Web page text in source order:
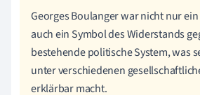
Georges Boulanger war nicht nur
auch ein Symbol des Widerstands
bestehende politische System, was
unter verschiedenen
erklärbar macht.